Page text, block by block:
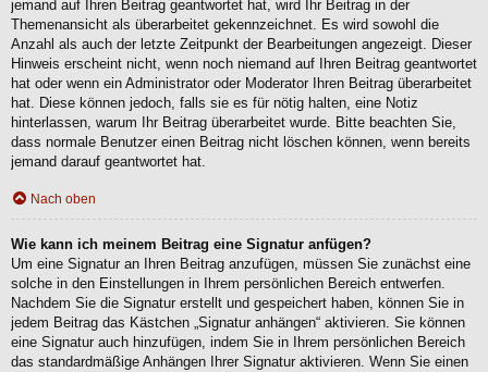
jemand auf Ihren Beitrag geantwortet hat, wird Ihr Beitrag in der
Themenansicht als überarbeitet gekennzeichnet. Es wird sowohl die
Anzahl als auch der letzte Zeitpunkt der Bearbeitungen angezeigt. Dieser
Hinweis erscheint nicht, wenn noch niemand auf Ihren Beitrag geantwortet
hat oder wenn ein Administrator oder Moderator Ihren Beitrag überarbeitet
hat. Diese können jedoch, falls sie es für nötig halten, eine Notiz
hinterlassen, warum Ihr Beitrag überarbeitet wurde. Bitte beachten Sie,
dass normale Benutzer einen Beitrag nicht löschen können, wenn bereits
jemand darauf geantwortet hat.
Nach oben
Wie kann ich meinem Beitrag eine Signatur anfügen?
Um eine Signatur an Ihren Beitrag anzufügen, müssen Sie zunächst eine
solche in den Einstellungen in Ihrem persönlichen Bereich entwerfen.
Nachdem Sie die Signatur erstellt und gespeichert haben, können Sie in
jedem Beitrag das Kästchen „Signatur anhängen“ aktivieren. Sie können
eine Signatur auch hinzufügen, indem Sie in Ihrem persönlichen Bereich
das standardmäßige Anhängen Ihrer Signatur aktivieren. Wenn Sie einen